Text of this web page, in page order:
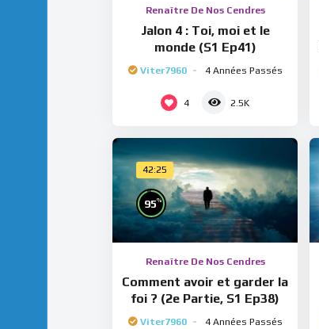
Renaître De Nos Cendres
Jalon 4 : Toi, moi et le
monde (S1 Ep41)
Viter7960 4 Années Passés
4 2.5K
42:25
95%
Renaître De Nos Cendres
Comment avoir et garder la
foi ? (2e Partie, S1 Ep38)
Viter7960 4 Années Passés